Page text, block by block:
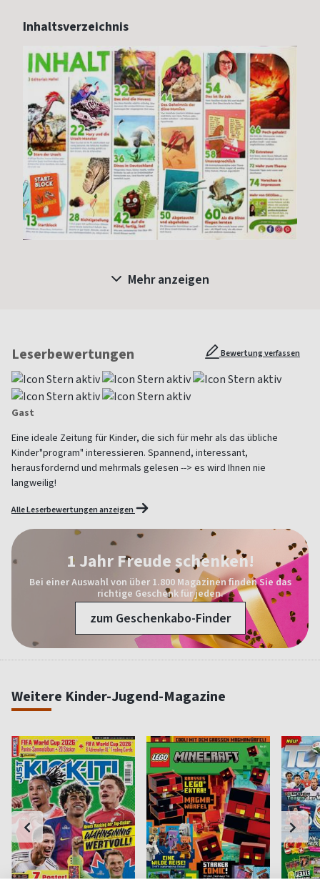
Inhaltsverzeichnis
Mehr anzeigen
Leserbewertungen Bewertung verfassen
Gast
Eine ideale Zeitung für Kinder, die sich für mehr als das übliche
Kinder"program" interessieren. Spannend, interessant,
herausfordernd und mehrmals gelesen --> es wird Ihnen nie
langweilig!
Alle Leserbewertungen anzeigen
1 Jahr Freude schenken!
Bei einer Auswahl von über 1.800 Magazinen finden Sie das
richtige Geschenk für jeden.
zum Geschenkabo-Finder
Weitere Kinder-Jugend-Magazine